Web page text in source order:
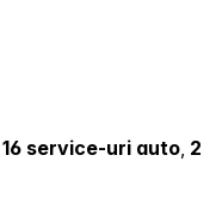
16 service-uri auto, 2